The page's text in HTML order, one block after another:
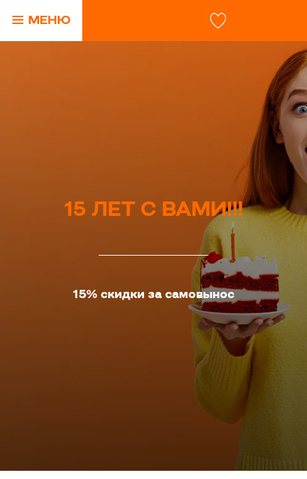
15 ЛЕТ С ВАМИ!!!
15% скидки за самовынос